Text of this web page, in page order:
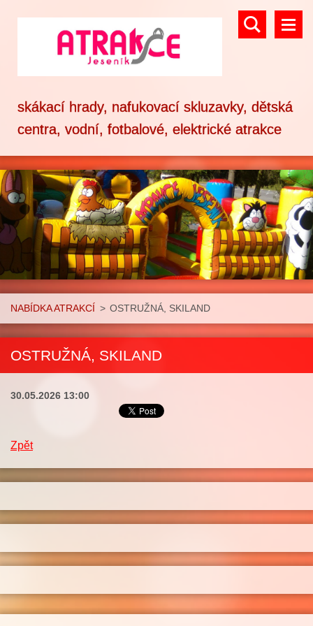
skákací hrady, nafukovací skluzavky, dětská
centra, vodní, fotbalové, elektrické atrakce
NABÍDKA ATRAKCÍ > OSTRUŽNÁ, SKILAND
OSTRUŽNÁ, SKILAND
30.05.2026 13:00
Zpět